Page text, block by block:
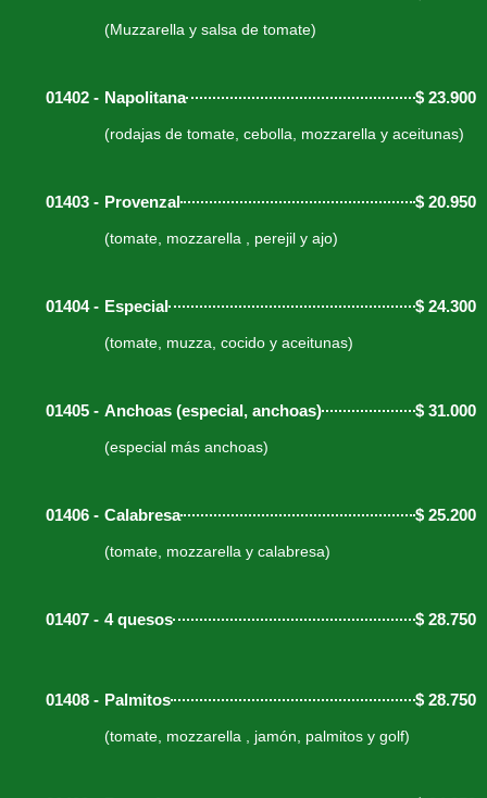
(Muzzarella y salsa de tomate)
01402 - Napolitana $23.900
(rodajas de tomate, cebolla, mozzarella y aceitunas)
01403 - Provenzal $20.950
(tomate, mozzarella , perejil y ajo)
01404 - Especial $24.300
(tomate, muzza, cocido y aceitunas)
01405 - Anchoas (especial, anchoas) $31.000
(especial más anchoas)
01406 - Calabresa $25.200
(tomate, mozzarella y calabresa)
01407 - 4 quesos $28.750
01408 - Palmitos $28.750
(tomate, mozzarella , jamón, palmitos y golf)